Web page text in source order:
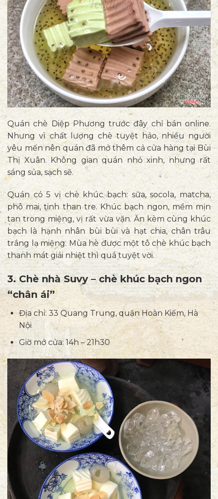
Quán chè Diệp Phương trước đây chỉ bán online.
Nhưng vì chất lượng chè tuyệt hảo, nhiều người
yêu mến nên quán đã mở thêm cả cửa hàng tại Bùi
Thị Xuân. Không gian quán nhỏ xinh, nhưng rất
sáng sủa, sạch sẽ.
Quán có 5 vị chè khúc bạch: sữa, socola, matcha,
phô mai, tinh than tre. Khúc bạch ngon, mềm mịn
tan trong miệng, vị rất vừa vặn. Ăn kèm cùng khúc
bạch là hạnh nhân bùi bùi và hạt chia, chân trâu
trắng lạ miệng. Mùa hè được một tô chè khúc bạch
thanh mát giải nhiệt thì quá tuyệt vời.
3. Chè nhà Suvy – chè khúc bạch ngon
“chân ái”
Địa chỉ: 33 Quang Trung, quận Hoàn Kiếm, Hà
Nội
Giờ mở cửa: 14h – 21h30